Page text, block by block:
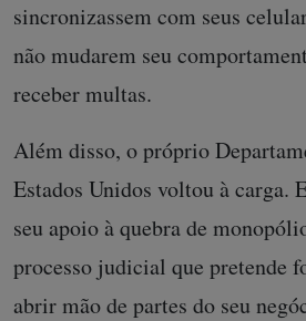
sincronizassem com seus
não mudarem seu
receber multas.
Além disso, o próprio
Estados Unidos voltou à carga.
seu apoio à quebra de
processo judicial que pretende
abrir mão de partes do seu